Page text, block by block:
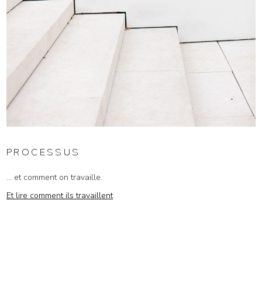
PROCESSUS
... et comment on travaille.
Et lire comment ils travaillent